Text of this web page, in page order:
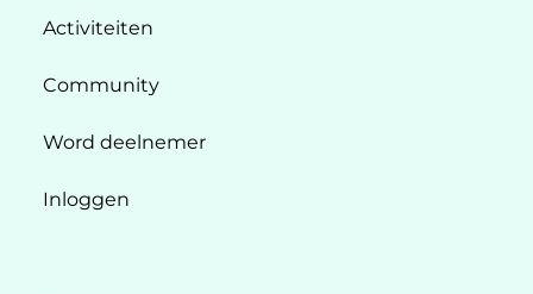
Activiteiten
Community
Word deelnemer
Inloggen